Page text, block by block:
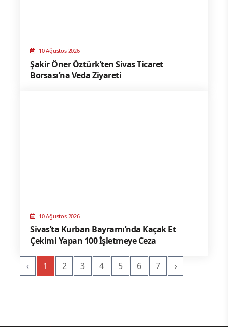
10 Ağustos 2026
Şakir Öner Öztürk’ten Sivas Ticaret
Borsası’na Veda Ziyareti
10 Ağustos 2026
Sivas’ta Kurban Bayramı’nda Kaçak Et
Çekimi Yapan 100 İşletmeye Ceza
‹ 1 2 3 4 5 6 7 ›